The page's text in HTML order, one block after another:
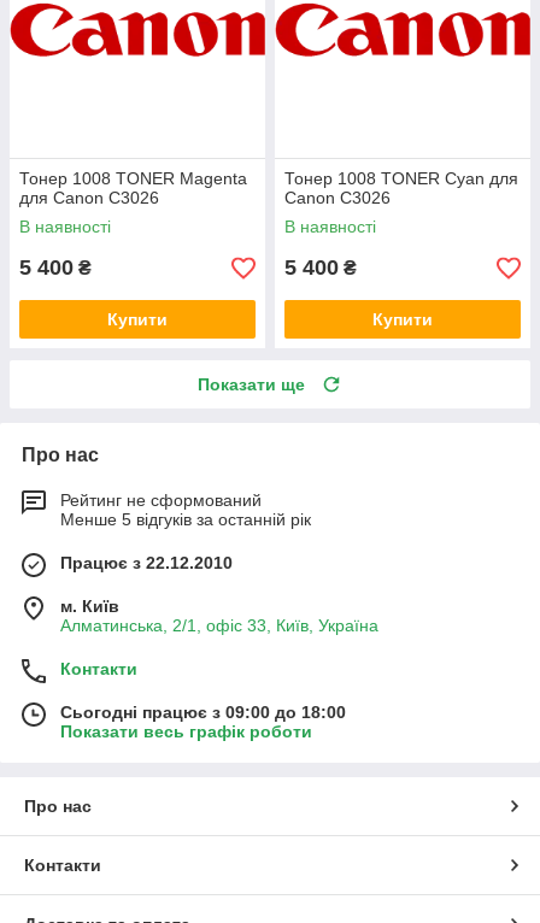
Тонер 1008 TONER Magenta
для Canon C3026
В наявності
5 400 ₴
Купити
Тонер 1008 TONER Cyan для
Canon C3026
В наявності
5 400 ₴
Купити
Показати ще
Про нас
Рейтинг не сформований
Менше 5 відгуків за останній рік
Працює з 22.12.2010
м. Київ
Алматинська, 2/1, офіс 33, Київ, Україна
Контакти
Сьогодні працює з 09:00 до 18:00
Показати весь графік роботи
Про нас
Контакти